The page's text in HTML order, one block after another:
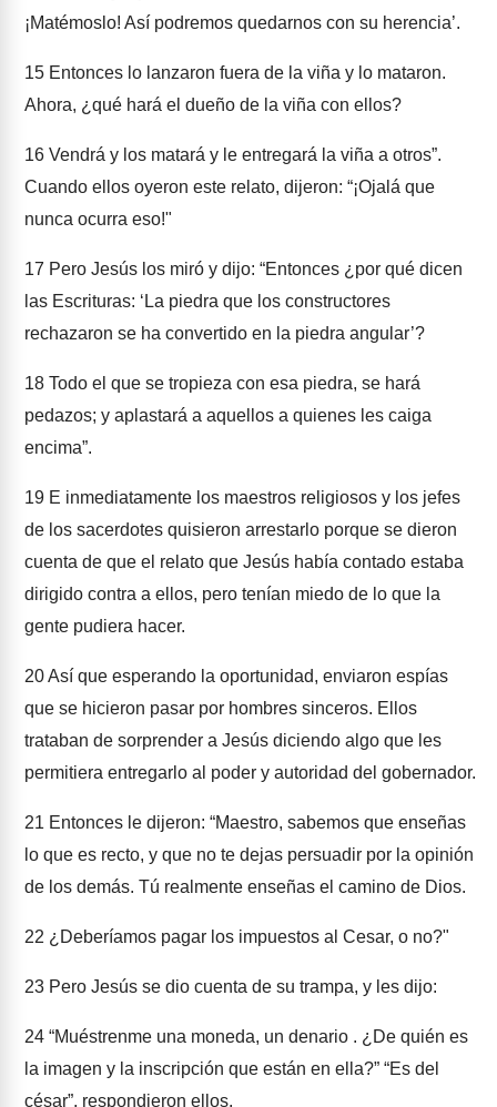
¡Matémoslo! Así podremos quedarnos con su herencia’.
15 Entonces lo lanzaron fuera de la viña y lo mataron.
Ahora, ¿qué hará el dueño de la viña con ellos?
16 Vendrá y los matará y le entregará la viña a otros”.
Cuando ellos oyeron este relato, dijeron: “¡Ojalá que
nunca ocurra eso!"
17 Pero Jesús los miró y dijo: “Entonces ¿por qué dicen
las Escrituras: ‘La piedra que los constructores
rechazaron se ha convertido en la piedra angular’?
18 Todo el que se tropieza con esa piedra, se hará
pedazos; y aplastará a aquellos a quienes les caiga
encima”.
19 E inmediatamente los maestros religiosos y los jefes
de los sacerdotes quisieron arrestarlo porque se dieron
cuenta de que el relato que Jesús había contado estaba
dirigido contra a ellos, pero tenían miedo de lo que la
gente pudiera hacer.
20Así que esperando la oportunidad, enviaron espías
que se hicieron pasar por hombres sinceros. Ellos
trataban de sorprender a Jesús diciendo algo que les
permitiera entregarlo al poder y autoridad del gobernador.
21 Entonces le dijeron: “Maestro, sabemos que enseñas
lo que es recto, y que no te dejas persuadir por la opinión
de los demás. Tú realmente enseñas el camino de Dios.
22 ¿Deberíamos pagar los impuestos al Cesar, o no?"
23 Pero Jesús se dio cuenta de su trampa, y les dijo:
24 “Muéstrenme una moneda, un denario . ¿De quién es
la imagen y la inscripción que están en ella?” “Es del
césar”, respondieron ellos.